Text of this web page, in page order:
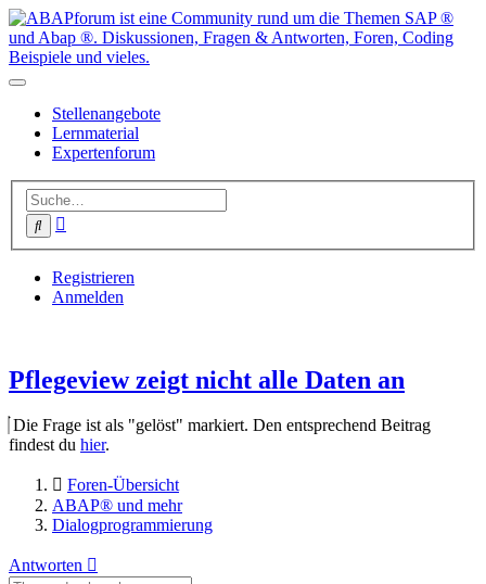
Stellenangebote
Lernmaterial
Expertenforum
Suche
Registrieren
Anmelden
Pflegeview zeigt nicht alle Daten an
Die Frage ist als "gelöst" markiert. Den entsprechend Beitrag
findest du hier.
Foren-Übersicht
ABAP® und mehr
Dialogprogrammierung
Antworten